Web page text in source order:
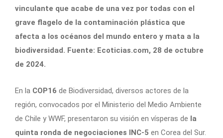
vinculante que acabe de una vez por todas con el
grave flagelo de la contaminación plástica que
afecta a los océanos del mundo entero y mata a la
biodiversidad. Fuente: Ecoticias.com, 28 de octubre
de 2024.
En la COP16 de Biodiversidad, diversos actores de la
región, convocados por el Ministerio del Medio Ambiente
de Chile y WWF, presentaron su visión en vísperas de la
quinta ronda de negociaciones INC-5 en Corea del Sur.